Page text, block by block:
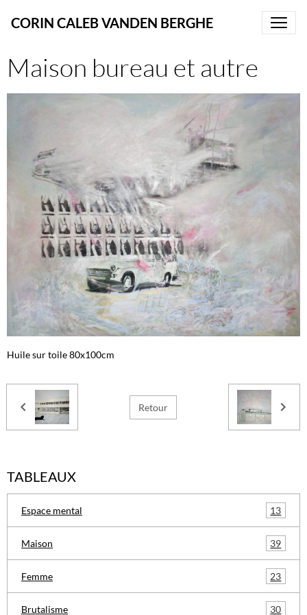
CORIN CALEB VANDEN BERGHE
Maison bureau et autre
Huile sur toile 80x100cm
Retour
TABLEAUX
Espace mental 13
Maison 39
Femme 23
Brutalisme 30